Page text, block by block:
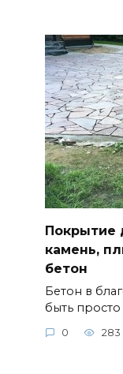
Покрытие
камень,
бетон
Бетон в
быть просто
0 283